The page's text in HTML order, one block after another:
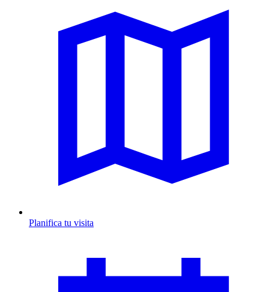
Planifica tu visita